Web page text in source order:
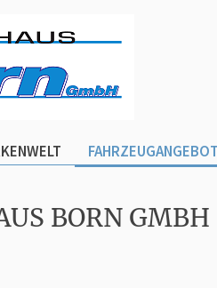
BORN GMBH